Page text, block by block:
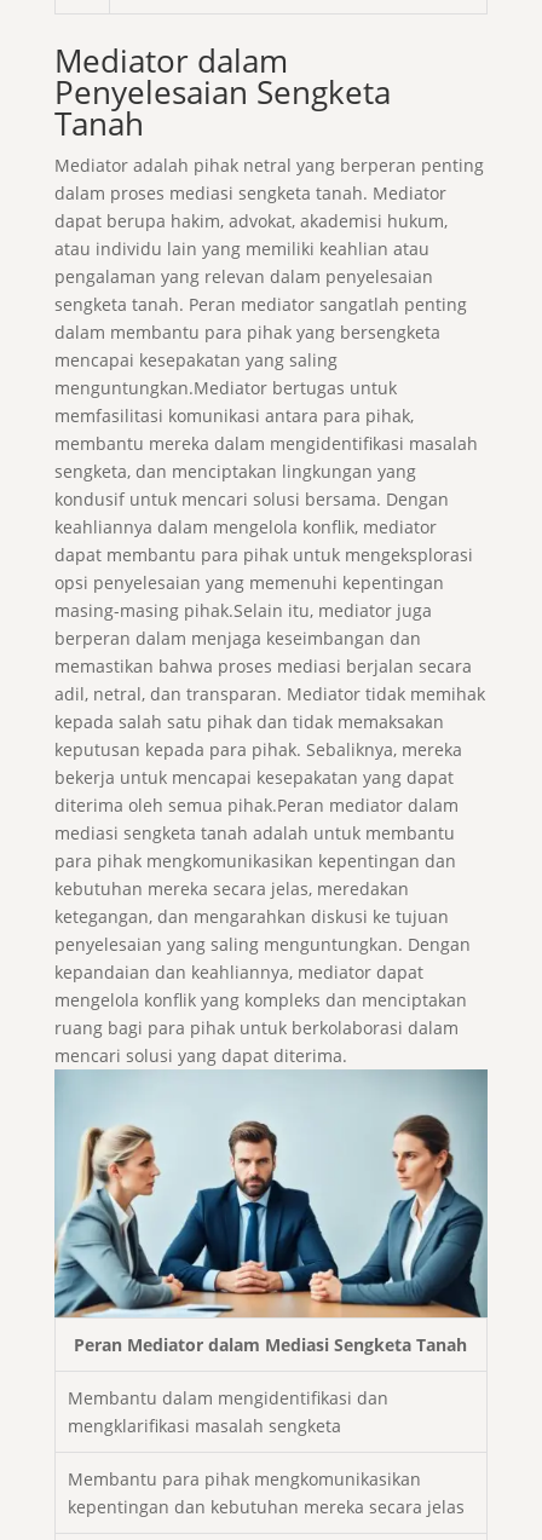
Mediator dalam
Penyelesaian Sengketa
Tanah
Mediator adalah pihak netral yang berperan penting
dalam proses mediasi sengketa tanah. Mediator
dapat berupa hakim, advokat, akademisi hukum,
atau individu lain yang memiliki keahlian atau
pengalaman yang relevan dalam penyelesaian
sengketa tanah. Peran mediator sangatlah penting
dalam membantu para pihak yang bersengketa
mencapai kesepakatan yang saling
menguntungkan.Mediator bertugas untuk
memfasilitasi komunikasi antara para pihak,
membantu mereka dalam mengidentifikasi masalah
sengketa, dan menciptakan lingkungan yang
kondusif untuk mencari solusi bersama. Dengan
keahliannya dalam mengelola konflik, mediator
dapat membantu para pihak untuk mengeksplorasi
opsi penyelesaian yang memenuhi kepentingan
masing-masing pihak.Selain itu, mediator juga
berperan dalam menjaga keseimbangan dan
memastikan bahwa proses mediasi berjalan secara
adil, netral, dan transparan. Mediator tidak memihak
kepada salah satu pihak dan tidak memaksakan
keputusan kepada para pihak. Sebaliknya, mereka
bekerja untuk mencapai kesepakatan yang dapat
diterima oleh semua pihak.Peran mediator dalam
mediasi sengketa tanah adalah untuk membantu
para pihak mengkomunikasikan kepentingan dan
kebutuhan mereka secara jelas, meredakan
ketegangan, dan mengarahkan diskusi ke tujuan
penyelesaian yang saling menguntungkan. Dengan
kepandaian dan keahliannya, mediator dapat
mengelola konflik yang kompleks dan menciptakan
ruang bagi para pihak untuk berkolaborasi dalam
mencari solusi yang dapat diterima.
Peran Mediator dalam Mediasi Sengketa Tanah
Membantu dalam mengidentifikasi dan
mengklarifikasi masalah sengketa
Membantu para pihak mengkomunikasikan
kepentingan dan kebutuhan mereka secara jelas